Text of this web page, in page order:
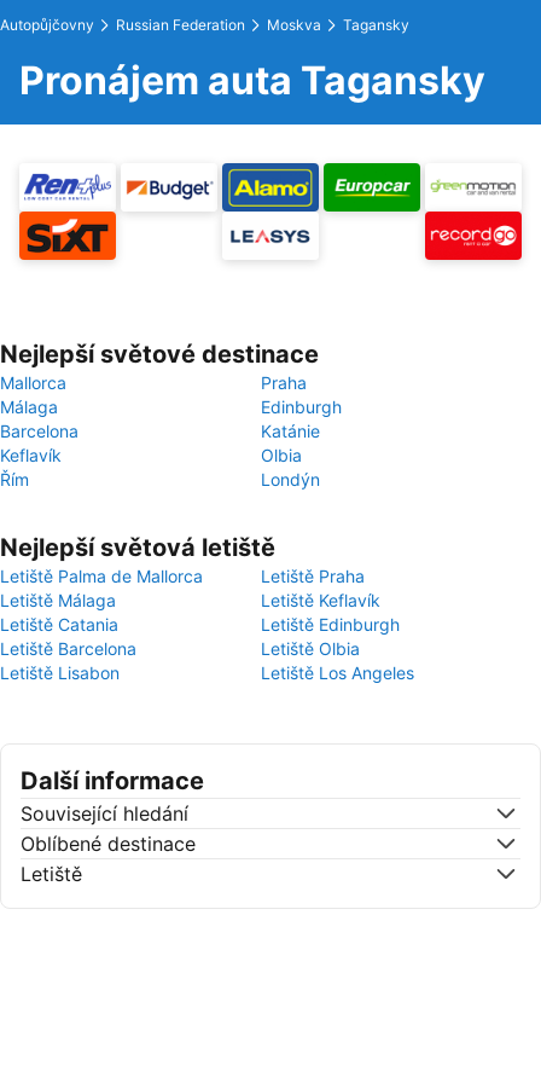
Autopůjčovny Russian Federation Moskva Tagansky
Pronájem auta Tagansky
Nejlepší světové destinace
Mallorca
Praha
Málaga
Edinburgh
Barcelona
Katánie
Keflavík
Olbia
Řím
Londýn
Nejlepší světová letiště
Letiště Palma de Mallorca
Letiště Praha
Letiště Málaga
Letiště Keflavík
Letiště Catania
Letiště Edinburgh
Letiště Barcelona
Letiště Olbia
Letiště Lisabon
Letiště Los Angeles
Další informace
Související hledání
Oblíbené destinace
Letiště